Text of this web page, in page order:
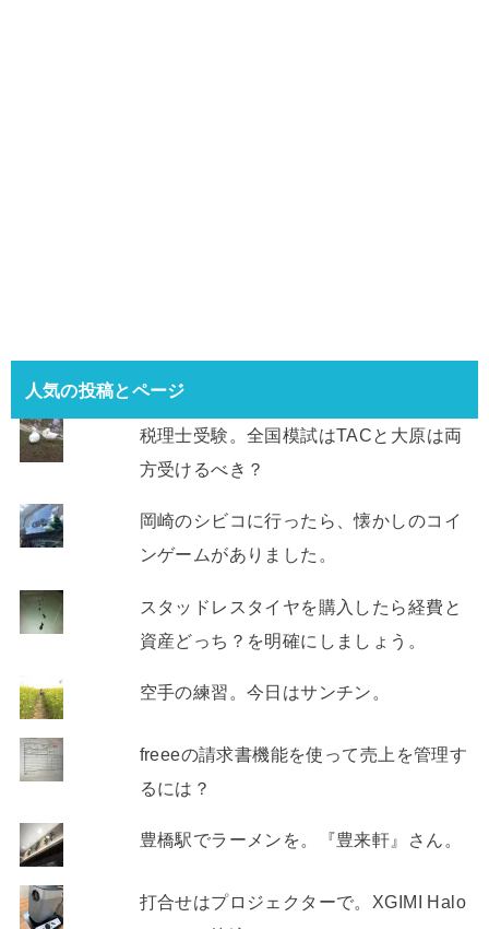
人気の投稿とページ
税理士受験。全国模試はTACと大原は両
方受けるべき？
岡崎のシビコに行ったら、懐かしのコイ
ンゲームがありました。
スタッドレスタイヤを購入したら経費と
資産どっち？を明確にしましょう。
空手の練習。今日はサンチン。
freeeの請求書機能を使って売上を管理す
るには？
豊橋駅でラーメンを。『豊来軒』さん。
打合せはプロジェクターで。XGIMI Halo